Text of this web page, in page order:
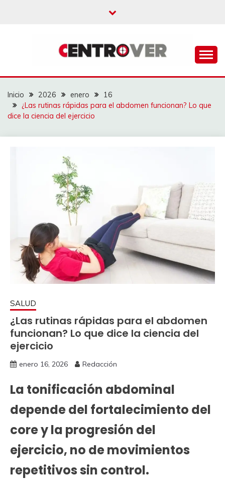
CENTROVER
NOTICIAS
Inicio 2026 enero
16
¿Las rutinas rápidas para el abdomen funcionan? Lo que
dice la ciencia del ejercicio
SALUD
¿Las rutinas rápidas para el abdomen
funcionan? Lo que dice la ciencia del
ejercicio
enero 16, 2026 Redacción
La tonificación abdominal
depende del fortalecimiento del
core y la progresión del
ejercicio, no de movimientos
repetitivos sin control.